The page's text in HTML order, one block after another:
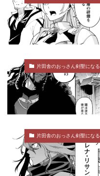
片田舎のおっさん剣聖になる
片田舎のおっさん剣聖になる